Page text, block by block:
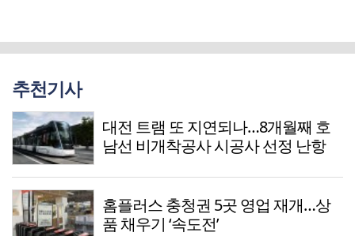
추천기사
대전 트램 또 지연되나…8개월째 호
남선 비개착공사 시공사 선정 난항
홈플러스 충청권 5곳 영업 재개…상
품 채우기 ‘속도전’